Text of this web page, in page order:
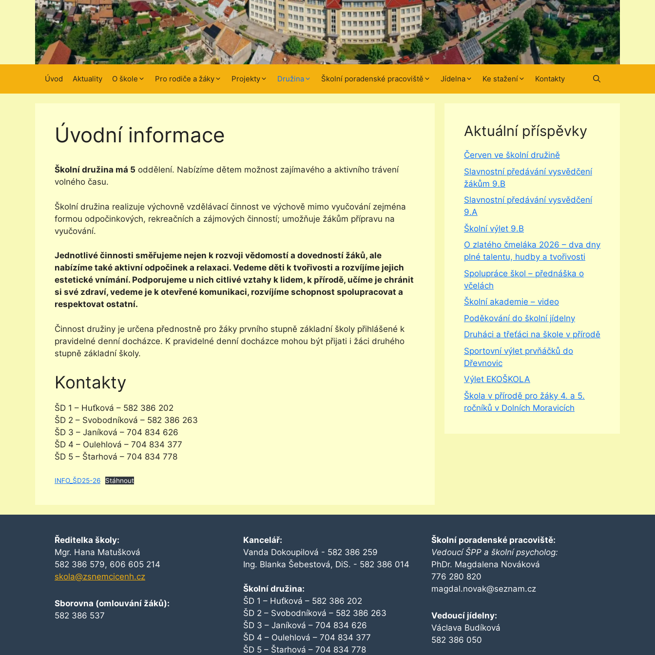
Úvod Aktuality O škole Pro rodiče a žáky Projekty Družina Školní poradenské pracoviště Jídelna Ke stažení Kontakty
Úvodní informace
Školní družina má 5 oddělení. Nabízíme dětem možnost zajímavého a aktivního trávení
volného času.
Školní družina realizuje výchovně vzdělávací činnost ve výchově mimo vyučování zejména
formou odpočinkových, rekreačních a zájmových činností; umožňuje žákům přípravu na
vyučování.
Jednotlivé činnosti směřujeme nejen k rozvoji vědomostí a dovedností žáků, ale
nabízíme také aktivní odpočinek a relaxaci. Vedeme děti k tvořivosti a rozvíjíme jejich
estetické vnímání. Podporujeme u nich citlivé vztahy k lidem, k přírodě, učíme je chránit
si své zdraví, vedeme je k otevřené komunikaci, rozvíjíme schopnost spolupracovat a
respektovat ostatní.
Činnost družiny je určena přednostně pro žáky prvního stupně základní školy přihlášené k
pravidelné denní docházce. K pravidelné denní docházce mohou být přijati i žáci druhého
stupně základní školy.
Kontakty
ŠD 1 – Huťková – 582 386 202
ŠD 2 – Svobodníková – 582 386 263
ŠD 3 – Janíková – 704 834 626
ŠD 4 – Oulehlová – 704 834 377
ŠD 5 – Štarhová – 704 834 778
INFO_ŠD25-26 Stáhnout
Aktuální příspěvky
Červen ve školní družině
Slavnostní předávání vysvědčení
žákům 9.B
Slavnostní předávání vysvědčení
9.A
Školní výlet 9.B
O zlatého čmeláka 2026 – dva dny
plné talentu, hudby a tvořivosti
Spolupráce škol – přednáška o
včelách
Školní akademie – video
Poděkování do školní jídelny
Druháci a třeťáci na škole v přírodě
Sportovní výlet prvňáčků do
Dřevnovic
Výlet EKOŠKOLA
Škola v přírodě pro žáky 4. a 5.
ročníků v Dolních Moravicích
Ředitelka školy:
Mgr. Hana Matušková
582 386 579, 606 605 214
skola@zsnemcicenh.cz
Sborovna (omlouvání žáků):
582 386 537
Kancelář:
Vanda Dokoupilová - 582 386 259
Ing. Blanka Šebestová, DiS. - 582 386 014
Školní družina:
ŠD 1 – Huťková – 582 386 202
ŠD 2 – Svobodníková – 582 386 263
ŠD 3 – Janíková – 704 834 626
ŠD 4 – Oulehlová – 704 834 377
ŠD 5 – Štarhová – 704 834 778
Školní poradenské pracoviště:
Vedoucí ŠPP a školní psycholog:
PhDr. Magdalena Nováková
776 280 820
magdal.novak@seznam.cz
Vedoucí jídelny:
Václava Budíková
582 386 050